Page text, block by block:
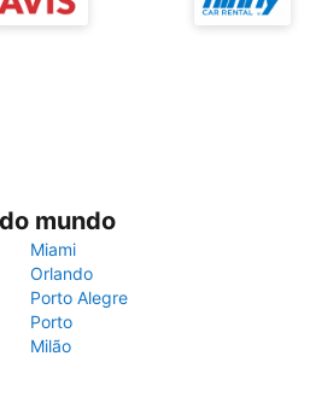
mundo
Miami
Orlando
Porto Alegre
Porto
Milão